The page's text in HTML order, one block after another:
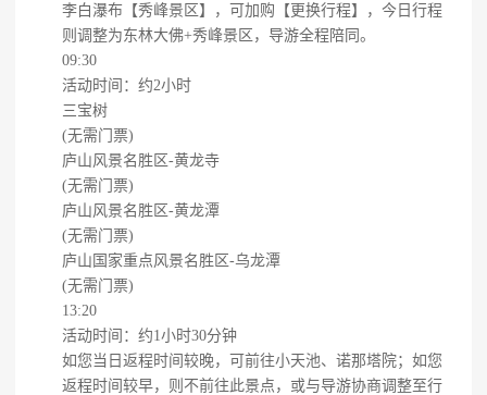
李白瀑布【秀峰景区】，可加购【更换行程】，今日行程
则调整为东林大佛+秀峰景区，导游全程陪同。
09:30
活动时间：约2小时
三宝树
(无需门票)
庐山风景名胜区-黄龙寺
(无需门票)
庐山风景名胜区-黄龙潭
(无需门票)
庐山国家重点风景名胜区-乌龙潭
(无需门票)
13:20
活动时间：约1小时30分钟
如您当日返程时间较晚，可前往小天池、诺那塔院；如您
返程时间较早，则不前往此景点，或与导游协商调整至行